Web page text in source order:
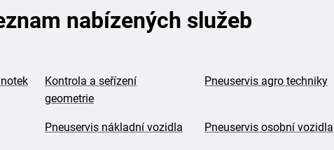
nabízených služeb
Kontrola a seřízení
geometrie
Pneuservis agro techniky
Pneuservis nákladní vozidla Pneuservis osobní vozidla